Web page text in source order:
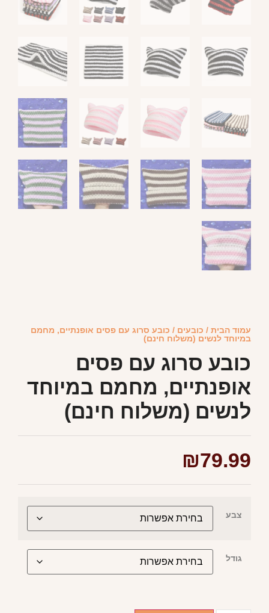
עמוד הבית / כובעים / כובע סרוג עם פסים אופנתיים, מחמם
במיוחד לנשים (משלוח חינם)
כובע סרוג עם פסים
אופנתיים, מחמם במיוחד
לנשים (משלוח חינם)
₪79.99
צבע
גודל